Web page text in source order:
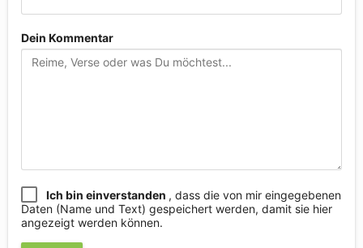
Dein Kommentar
Ich bin einverstanden , dass die von mir eingegebenen
Daten (Name und Text) gespeichert werden, damit sie hier
angezeigt werden können.